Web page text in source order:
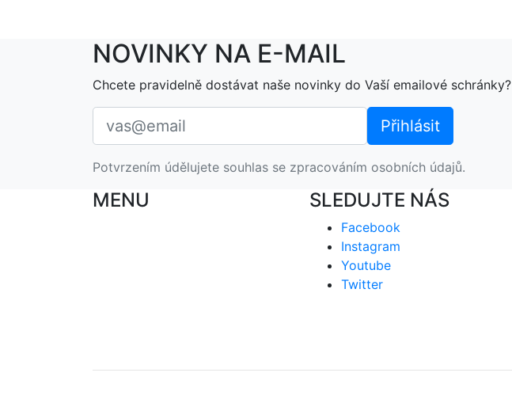
NOVINKY NA E-MAIL
Chcete pravidelně dostávat naše novinky do Vaší emailové schránky?
Potvrzením údělujete souhlas se zpracováním osobních údajů.
MENU SLEDUJTE NÁS
Facebook
Instagram
Youtube
Twitter